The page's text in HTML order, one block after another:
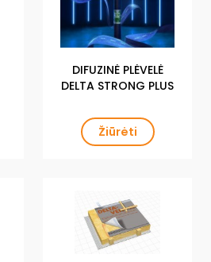
DIFUZINĖ PLĖVELĖ
DELTA STRONG PLUS
Žiūrėti